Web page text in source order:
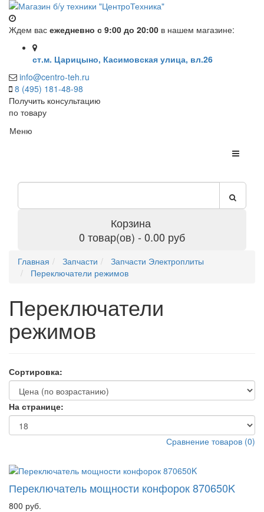
Ждем вас ежедневно с 9:00 до 20:00 в нашем магазине:
ст.м. Царицыно, Касимовская улица, вл.26
info@centro-teh.ru
8 (495) 181-48-98
Получить консультацию
по товару
Меню
Корзина
0 товар(ов) - 0.00 руб
Главная Запчасти
Запчасти Электроплиты
Переключатели режимов
Переключатели
режимов
Сортировка:
На странице:
Сравнение товаров (0)
Переключатель мощности конфорок 870650K
800 руб.